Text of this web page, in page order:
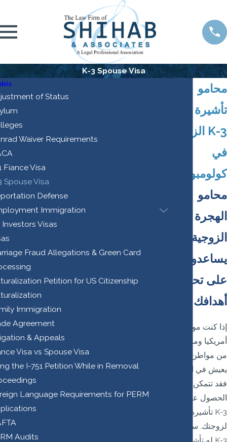
K-3 Spouse Visa
محامو
تأشيرة
الزوج K-3
في
كولومبوس
محامو
الهجرة
الزوجية
يساعدونك
على تحقيق
أهدافك
إذا كنت مواطنا
أمريكيا ومتزوجا
من مواطن أجنبي
يعيش في الخارج ،
فقد تتمكن من
الحصول على
تأشيرة K-3
لزوجتك. ستسمح
of Status
Waiver Requirements
Fiance Visa
Spouse Visa
Defense
Immigration
Investors Visas
Fraud Allegations & Green Card
Petition for US Citizenship
Immigration
Agreement
& Appeals
Visa vs Spouse Visa
the I-751 Petition While in Removal
Language Requirements for PERM
Audits